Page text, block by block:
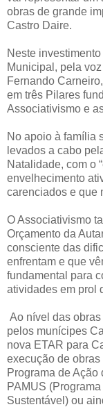
obras de grande
Castro Daire.
Neste
Municipal, pela
Fernando
em três Pilares
Associativismo e
No apoio à família
levados a cabo
Natalidade, com o
envelhecimento
carenciados e que
O Associativismo
Orçamento da
consciente das
enfrentam e que
fundamental para
atividades em prol
Ao nível das
pelos munícipes
nova ETAR para
execução de
Programa de
PAMUS
Sustentável) ou